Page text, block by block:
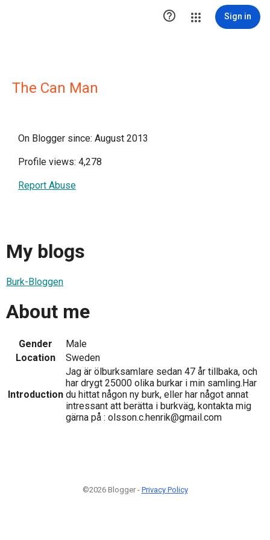
 Sign in
The Can Man
On Blogger since: August 2013
Profile views: 4,278
Report Abuse
My blogs
Burk-Bloggen
About me
Gender
Male
Location
Sweden
Introduction
Jag är ölburksamlare sedan 47 år tillbaka, och
har drygt 25000 olika burkar i min samling.Har
du hittat någon ny burk, eller har något annat
intressant att berätta i burkväg, kontakta mig
gärna på : olsson.c.henrik@gmail.com
©2026 Blogger - Privacy Policy